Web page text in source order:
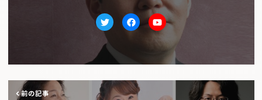
TwitterfacebookYoutube
前の記事